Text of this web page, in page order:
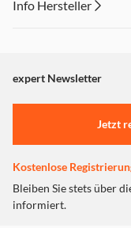
Info Hersteller
"Marketing".
Einstellungen
expert Newsletter
Jetzt
Kostenlose
Bleiben Sie stets über
informiert.